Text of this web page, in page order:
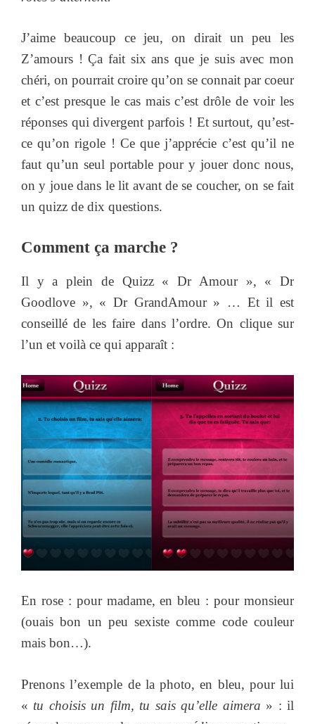
J’aime beaucoup ce jeu, on dirait un peu les
Z’amours ! Ça fait six ans que je suis avec mon
chéri, on pourrait croire qu’on se connait par coeur
et c’est presque le cas mais c’est drôle de voir les
réponses qui divergent parfois ! Et surtout, qu’est-
ce qu’on rigole ! Ce que j’apprécie c’est qu’il ne
faut qu’un seul portable pour y jouer donc nous,
on y joue dans le lit avant de se coucher, on se fait
un quizz de dix questions.
Comment ça marche ?
Il y a plein de Quizz « Dr Amour », « Dr
Goodlove », « Dr GrandAmour » … Et il est
conseillé de les faire dans l’ordre. On clique sur
l’un et voilà ce qui apparaît :
En rose : pour madame, en bleu : pour monsieur
(ouais bon un peu sexiste comme code couleur
mais bon…).
Prenons l’exemple de la photo, en bleu, pour lui
« tu choisis un film, tu sais qu’elle aimera » : il